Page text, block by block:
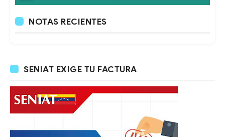
NOTAS RECIENTES
SENIAT EXIGE TU FACTURA